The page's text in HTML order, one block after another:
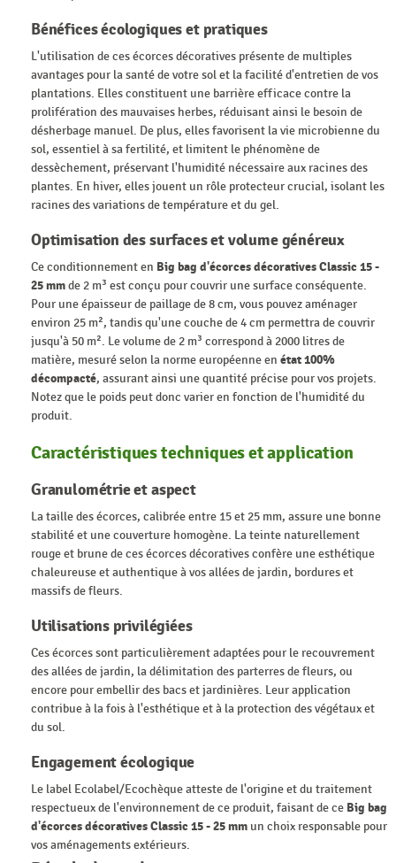
Bénéfices écologiques et pratiques
L'utilisation de ces écorces décoratives présente de multiples
avantages pour la santé de votre sol et la facilité d'entretien de vos
plantations. Elles constituent une barrière efficace contre la
prolifération des mauvaises herbes, réduisant ainsi le besoin de
désherbage manuel. De plus, elles favorisent la vie microbienne du
sol, essentiel à sa fertilité, et limitent le phénomène de
dessèchement, préservant l'humidité nécessaire aux racines des
plantes. En hiver, elles jouent un rôle protecteur crucial, isolant les
racines des variations de température et du gel.
Optimisation des surfaces et volume généreux
Ce conditionnement en Big bag d'écorces décoratives Classic 15 -
25 mmde 2 m³ est conçu pour couvrir une surface conséquente.
Pour une épaisseur de paillage de 8 cm, vous pouvez aménager
environ 25 m², tandis qu'une couche de 4 cm permettra de couvrir
jusqu'à 50 m². Le volume de 2 m³ correspond à 2000 litres de
matière, mesuré selon la norme européenne en état 100%
décompacté, assurant ainsi une quantité précise pour vos projets.
Notez que le poids peut donc varier en fonction de l'humidité du
produit.
Caractéristiques techniques et application
Granulométrie et aspect
La taille des écorces, calibrée entre 15 et 25 mm, assure une bonne
stabilité et une couverture homogène. La teinte naturellement
rouge et brune de ces écorces décoratives confère une esthétique
chaleureuse et authentique à vos allées de jardin, bordures et
massifs de fleurs.
Utilisations privilégiées
Ces écorces sont particulièrement adaptées pour le recouvrement
des allées de jardin, la délimitation des parterres de fleurs, ou
encore pour embellir des bacs et jardinières. Leur application
contribue à la fois à l'esthétique et à la protection des végétaux et
du sol.
Engagement écologique
Le label Ecolabel/Ecochèque atteste de l'origine et du traitement
respectueux de l'environnement de ce produit, faisant de ce Big bag
d'écorces décoratives Classic 15 - 25 mm un choix responsable pour
vos aménagements extérieurs.